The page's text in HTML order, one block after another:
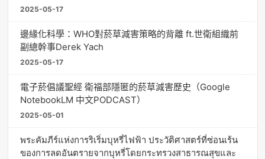
2025-05-17
邊緣化科學：WHO對菸草減害策略的背離 ft.世衛組織前
副總幹事Derek Yach
2025-05-17
電子菸倡議聖經 衛福部隱匿的菸草減害歷史（Google
NotebookLM 中文PODCAST）
2025-05-01
พระคัมภีร์แห่งการริเริ่มบุหรี่ไฟฟ้า ประวัติศาสตร์ที่ซ่อนเร้น
ของการลดอันตรายจากบุหรี่โดยกระทรวงสาธารณสุขและ